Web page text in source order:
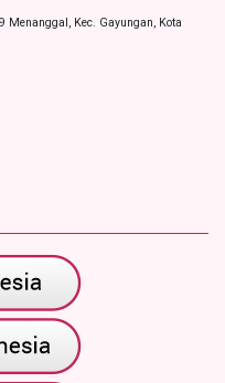
Menanggal, Kec. Gayungan, Kota